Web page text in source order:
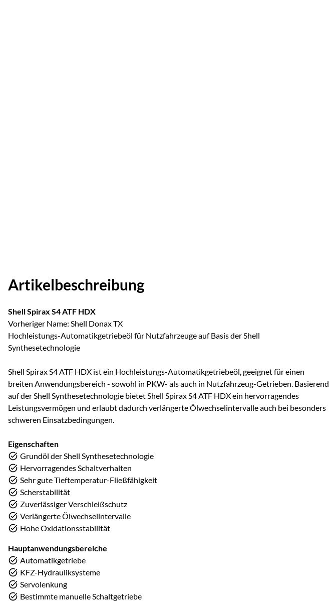
Artikelbeschreibung
Shell Spirax S4 ATF HDX
Vorheriger Name: Shell Donax TX
Hochleistungs-Automatikgetriebeöl für Nutzfahrzeuge auf Basis der Shell
Synthesetechnologie
Shell Spirax S4 ATF HDX ist ein Hochleistungs-Automatikgetriebeöl, geeignet für einen
breiten Anwendungsbereich - sowohl in PKW- als auch in Nutzfahrzeug-Getrieben. Basierend
auf der Shell Synthesetechnologie bietet Shell Spirax S4 ATF HDX ein hervorragendes
Leistungsvermögen und erlaubt dadurch verlängerte Ölwechselintervalle auch bei besonders
schweren Einsatzbedingungen.
Eigenschaften
Grundöl der Shell Synthesetechnologie
Hervorragendes Schaltverhalten
Sehr gute Tieftemperatur-Fließfähigkeit
Scherstabilität
Zuverlässiger Verschleißschutz
Verlängerte Ölwechselintervalle
Hohe Oxidationsstabilität
Hauptanwendungsbereiche
Automatikgetriebe
KFZ-Hydrauliksysteme
Servolenkung
Bestimmte manuelle Schaltgetriebe